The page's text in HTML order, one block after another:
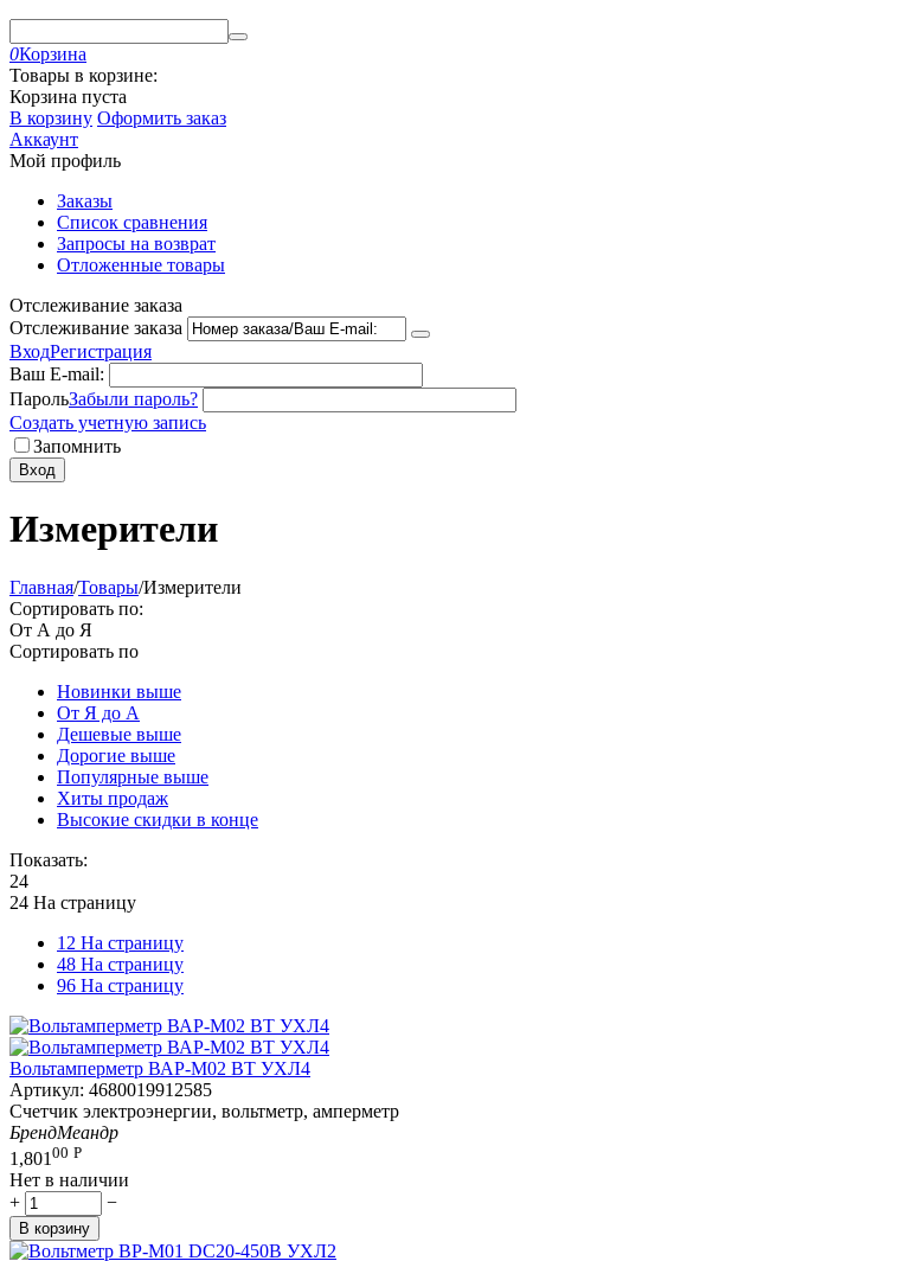
0Корзина
Товары в корзине:
Корзина пуста
В корзину Оформить заказ
Аккаунт
Мой профиль
Заказы
Список сравнения
Запросы на возврат
Отложенные товары
Отслеживание заказа
Отслеживание заказа
ВходРегистрация
Ваш E-mail:
ПарольЗабыли пароль?
Создать учетную запись
Запомнить
Вход
Измерители
Главная/Товары/Измерители
Сортировать по:
От А до Я
Сортировать по
Новинки выше
От Я до А
Дешевые выше
Дорогие выше
Популярные выше
Хиты продаж
Высокие скидки в конце
Показать:
24
24 На страницу
12 На страницу
48 На страницу
96 На страницу
Вольтамперметр ВАР-М02 ВТ УХЛ4
Артикул: 4680019912585
Счетчик электроэнергии, вольтметр, амперметр
БрендМеандр
1,801 00 Р
Нет в наличии
+
−
В корзину